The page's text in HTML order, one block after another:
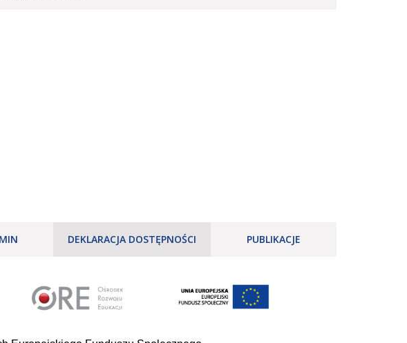
DEKLARACJA DOSTĘPNOŚCI PUBLIKACJE